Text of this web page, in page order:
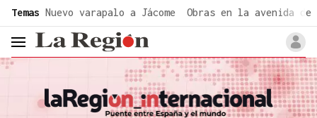
Temas Nuevo varapalo a Jácome Obras en la avenida de
header.menu.open